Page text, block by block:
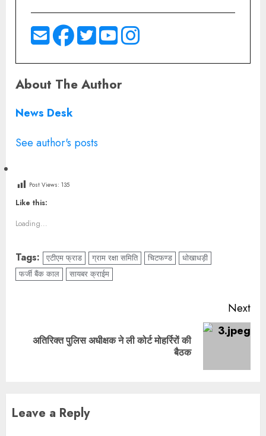
About The Author
News Desk
See author's posts
Post Views: 135
Like this:
Loading...
Tags: एटीएम फ्राड ग्राम रक्षा समिति चिटफण्ड
धोखाधड़ी
फर्जी बैंक काल
सायबर क्राईम
Next
Nextअतिरिक्त पुलिस अधीक्षक ने ली कोर्ट मोहर्रिरों की
बैठक
Leave a Reply